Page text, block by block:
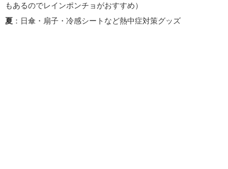
もあるのでレインポンチョがおすすめ）
夏 ：日傘・扇子・冷感シートなど熱中症対策グッズ